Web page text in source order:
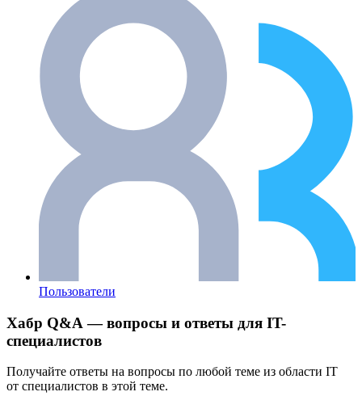
Пользователи
Хабр Q&A — вопросы и ответы для IT-
специалистов
Получайте ответы на вопросы по любой теме из области IT
от специалистов в этой теме.